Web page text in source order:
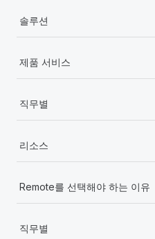
솔루션
제품 서비스
직무별
리소스
Remote를 선택해야 하는 이유
직무별